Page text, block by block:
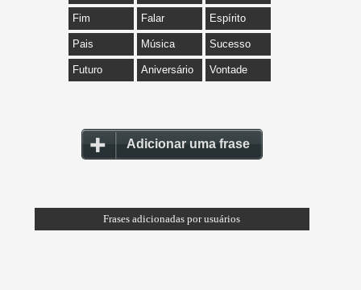
Fim Falar Espírito
Pais Música Sucesso
Futuro Aniversário Vontade
Adicionar uma frase
Frases adicionadas por usuários